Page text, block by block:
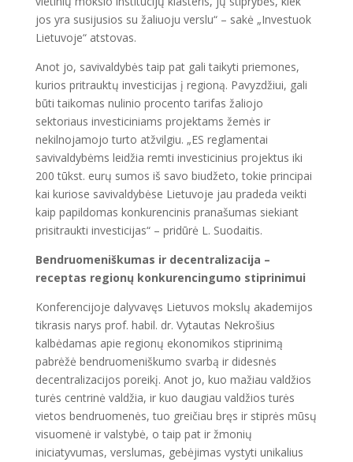
jos yra susijusios su žaliuoju verslu“ – sakė „Investuok
Lietuvoje“ atstovas.
Anot jo, savivaldybės taip pat gali taikyti priemones,
kurios pritrauktų investicijas į regioną. Pavyzdžiui, gali
būti taikomas nulinio procento tarifas žaliojo
sektoriaus investiciniams projektams žemės ir
nekilnojamojo turto atžvilgiu. „ES reglamentai
savivaldybėms leidžia remti investicinius projektus iki
200 tūkst. eurų sumos iš savo biudžeto, tokie principai
kai kuriose savivaldybėse Lietuvoje jau pradeda veikti
kaip papildomas konkurencinis pranašumas siekiant
prisitraukti investicijas“ – pridūrė L. Suodaitis.
Bendruomeniškumas ir decentralizacija –
receptas regionų konkurencingumo stiprinimui
Konferencijoje dalyvavęs Lietuvos mokslų akademijos
tikrasis narys prof. habil. dr. Vytautas Nekrošius
kalbėdamas apie regionų ekonomikos stiprinimą
pabrėžė bendruomeniškumo svarbą ir didesnės
decentralizacijos poreikį. Anot jo, kuo mažiau valdžios
turės centrinė valdžia, ir kuo daugiau valdžios turės
vietos bendruomenės, tuo greičiau bręs ir stiprės mūsų
visuomenė ir valstybė, o taip pat ir žmonių
iniciatyvumas, verslumas, gebėjimas vystyti unikalius